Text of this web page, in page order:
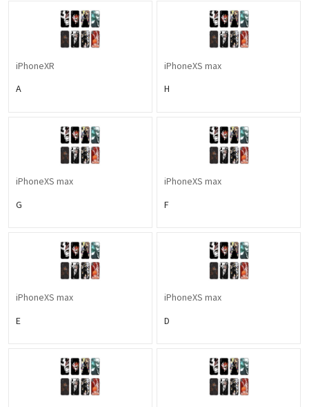
iPhoneXR
A
iPhoneXS max
H
iPhoneXS max
G
iPhoneXS max
F
iPhoneXS max
E
iPhoneXS max
D